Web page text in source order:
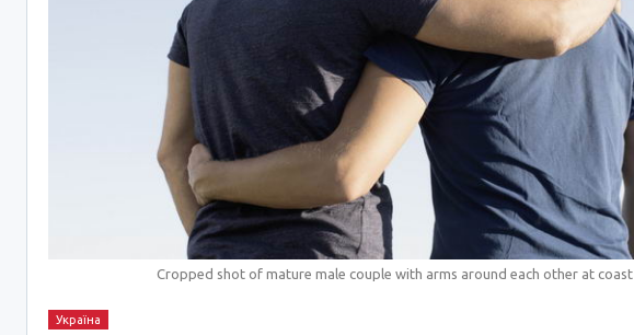
Cropped shot of mature male couple with arms around each other at coast
Україна